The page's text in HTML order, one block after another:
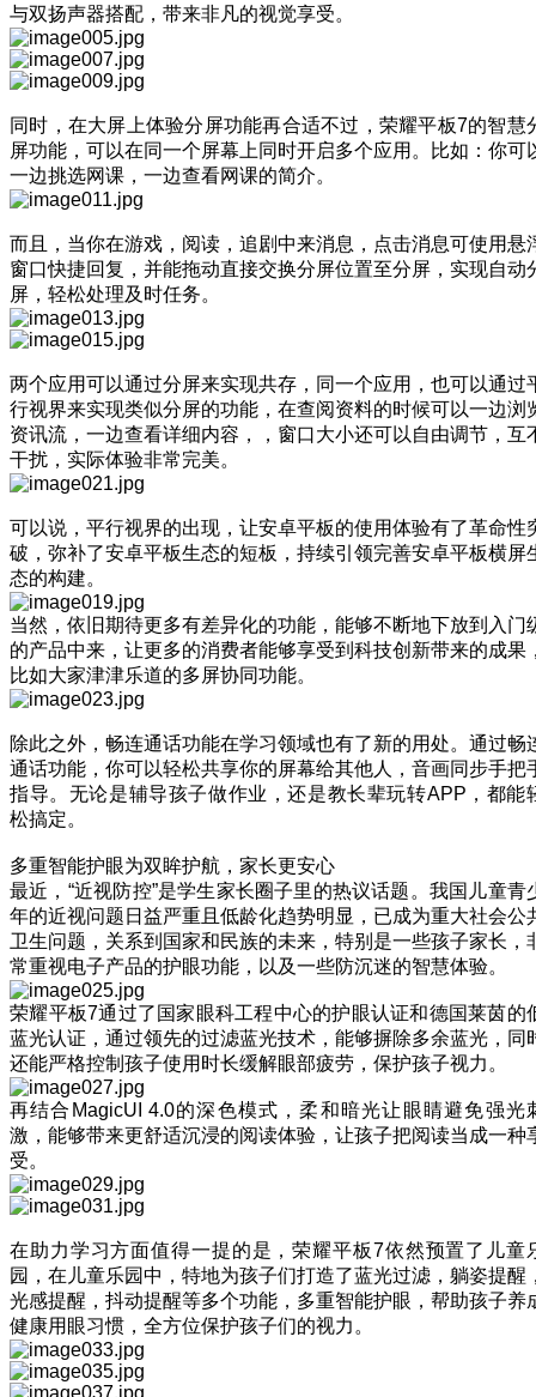
与双扬声器搭配，带来非凡的视觉享受。
同时，在大屏上体验分屏功能再合适不过，荣耀平板7的智慧
屏功能，可以在同一个屏幕上同时开启多个应用。比如：你可
一边挑选网课，一边查看网课的简介。
而且，当你在游戏，阅读，追剧中来消息，点击消息可使用悬
窗口快捷回复，并能拖动直接交换分屏位置至分屏，实现自动
屏，轻松处理及时任务。
两个应用可以通过分屏来实现共存，同一个应用，也可以通过
行视界来实现类似分屏的功能，在查阅资料的时候可以一边浏
资讯流，一边查看详细内容，，窗口大小还可以自由调节，互
干扰，实际体验非常完美。
可以说，平行视界的出现，让安卓平板的使用体验有了革命性
破，弥补了安卓平板生态的短板，持续引领完善安卓平板横屏
态的构建。
当然，依旧期待更多有差异化的功能，能够不断地下放到入门
的产品中来，让更多的消费者能够享受到科技创新带来的成果
比如大家津津乐道的多屏协同功能。
除此之外，畅连通话功能在学习领域也有了新的用处。通过畅
通话功能，你可以轻松共享你的屏幕给其他人，音画同步手把
指导。无论是辅导孩子做作业，还是教长辈玩转APP，都能
松搞定。
多重智能护眼为双眸护航，家长更安心
最近，“近视防控”是学生家长圈子里的热议话题。我国儿童青
年的近视问题日益严重且低龄化趋势明显，已成为重大社会公
卫生问题，关系到国家和民族的未来，特别是一些孩子家长，
常重视电子产品的护眼功能，以及一些防沉迷的智慧体验。
荣耀平板7通过了国家眼科工程中心的护眼认证和德国莱茵的
蓝光认证，通过领先的过滤蓝光技术，能够摒除多余蓝光，同
还能严格控制孩子使用时长缓解眼部疲劳，保护孩子视力。
再结合MagicUI 4.0的深色模式，柔和暗光让眼睛避免强光
激，能够带来更舒适沉浸的阅读体验，让孩子把阅读当成一种
受。
在助力学习方面值得一提的是，荣耀平板7依然预置了儿童
园，在儿童乐园中，特地为孩子们打造了蓝光过滤，躺姿提醒
光感提醒，抖动提醒等多个功能，多重智能护眼，帮助孩子养
健康用眼习惯，全方位保护孩子们的视力。